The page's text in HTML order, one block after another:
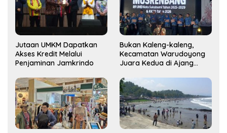
Jutaan UMKM Dapatkan
Akses Kredit Melalui
Penjaminan Jamkrindo
Bukan Kaleng-kaleng,
Kecamatan Warudoyong
Juara Kedua di Ajang
2025